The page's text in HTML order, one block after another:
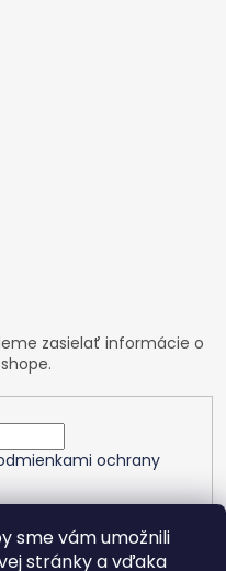
sme vám umožnili
stránky a vďaka
zasielať informácie o
ochrany